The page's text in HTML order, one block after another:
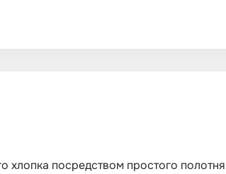
хлопка посредством простого